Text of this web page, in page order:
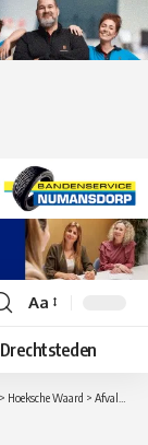
Lettergrootte
aanpassen
Aa
Drechtsteden
> Hoeksche Waard > Afvalbox op de week van de Circulaire Economie